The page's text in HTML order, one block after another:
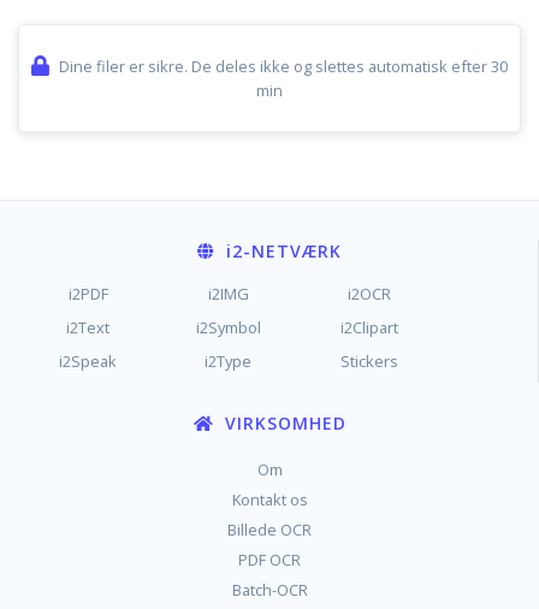
Dine filer er sikre. De deles ikke og slettes automatisk efter 30
min
i2-NETVÆRK
i2PDF i2IMG
i2OCR
i2Text
i2Symbol
i2Clipart
i2Speak
i2Type Stickers
VIRKSOMHED
Om
Kontakt os
Billede OCR
PDF OCR
Batch-OCR